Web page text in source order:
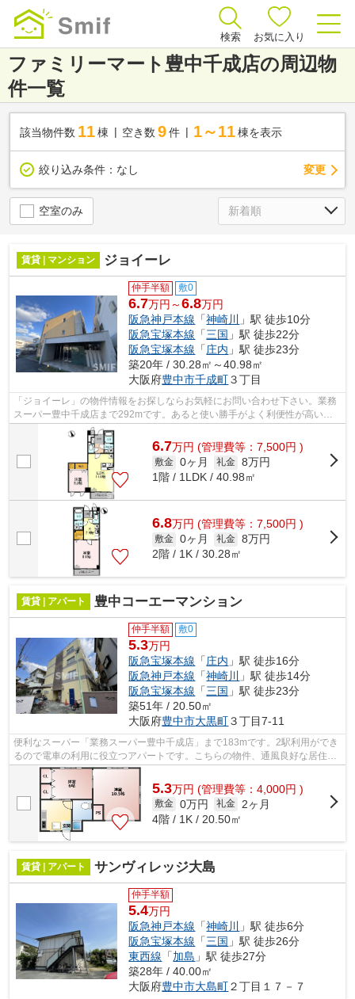
検索 お気に入り
ファミリーマート豊中千成店の周辺物
件一覧
該当物件数 11棟 空き数 9 件 1～11 棟を表示
絞り込み条件： なし 変更
空室のみ
賃貸 | マンション ジョイーレ
仲手半額 敷0
6.7万円～6.8万円
阪急神戸本線 「神崎川 」駅 徒歩10分
阪急宝塚本線 「三国 」駅 徒歩22分
阪急宝塚本線 「庄内 」駅 徒歩23分
築20年 / 30.28㎡～40.98㎡
大阪府豊中市千成町３丁目
「ジョイーレ」の物件情報をお探しならお気軽にお問い合わせ下さい。業務
スーパー豊中千成店まで292mです。あると使い勝手がよく利便性が高いの
が敷地内ごみ置き場です。風通しのよさ...
6.7万円 (管理費等：7,500円 )
敷金 0ヶ月 礼金 8万円
1階 / 1LDK / 40.98㎡
6.8万円 (管理費等：7,500円 )
敷金 0ヶ月 礼金 8万円
2階 / 1K / 30.28㎡
賃貸 | アパート 豊中コーエーマンション
仲手半額 敷0
5.3万円
阪急宝塚本線 「庄内 」駅 徒歩16分
阪急神戸本線 「神崎川
」駅 徒歩14分
阪急宝塚本線 「三国 」駅 徒歩23分
築51年 / 20.50㎡
大阪府豊中市大黒町３丁目7-11
便利なスーパー「業務スーパー豊中千成店」まで183mです。2駅利用ができ
るので電車の利用に役立つアパートです。こちらの物件、通風良好な居住環
境でどなた様の健康にも良いおすすめの...
5.3万円 (管理費等：4,000円 )
敷金 0万円 礼金
2ヶ月
4階 / 1K / 20.50㎡
賃貸 | アパート サンヴィレッジ大島
仲手半額
5.4万円
阪急神戸本線 「神崎川
」駅 徒歩6分
阪急宝塚本線 「三国 」駅 徒歩26分
東西線 「加島 」駅 徒歩27分
築28年 / 40.00㎡
大阪府豊中市大島町２丁目１７－７